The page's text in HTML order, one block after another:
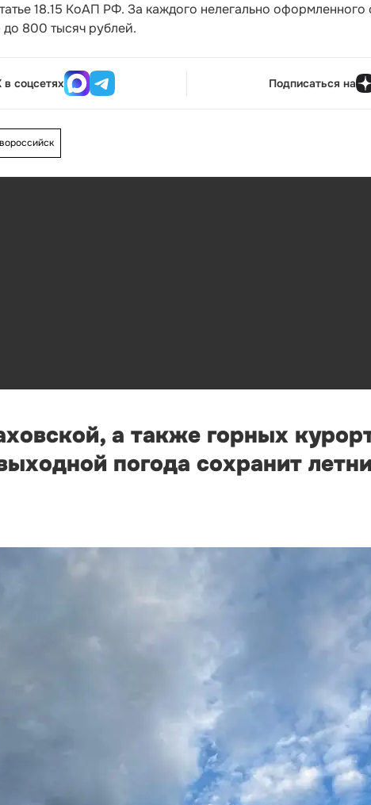
18.15 КоАП РФ. За каждого нелегально оформленного
800 тысяч рублей.
в соцсетях Подписаться на
а также горных
погода сохранит